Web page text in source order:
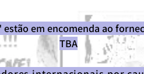
em encomenda ao
TBA